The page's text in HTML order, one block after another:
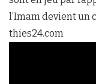
l’Imam devient un
thies24.com